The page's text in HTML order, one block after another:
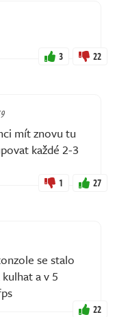
3 22
mít znovu tu
každé 2-3
1 27
se stalo
a v 5
22